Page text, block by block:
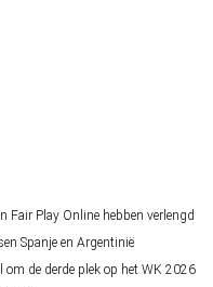
Fair Play Online hebben verlengd
Spanje en Argentinië
de derde plek op het WK 2026